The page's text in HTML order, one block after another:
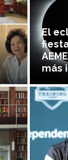
El
más